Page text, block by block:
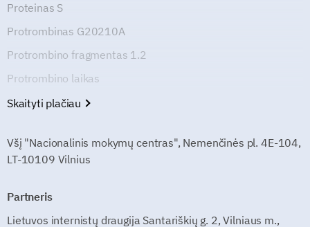
Proteinas S
Protrombinas G20210A
Protrombino fragmentas 1.2
Protrombino laikas
Skaityti plačiau
Všį "Nacionalinis mokymų centras", Nemenčinės pl. 4E-104,
LT-10109 Vilnius
Partneris
Lietuvos internistų draugija Santariškių g. 2, Vilniaus m.,